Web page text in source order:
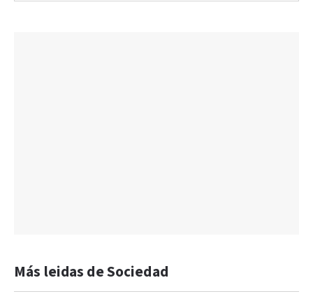
Más leidas de Sociedad